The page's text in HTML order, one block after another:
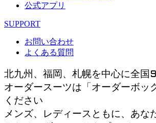
公式アプリ
SUPPORT
お問い合わせ
よくある質問
北九州、福岡、札幌を中心に全国
オーダースーツは「オーダーボッ
ください
メンズ、レディースともに、あな